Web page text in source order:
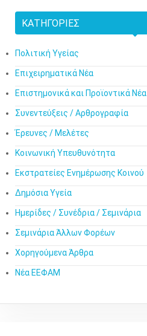
ΚΑΤΗΓΟΡΊΕΣ
Πολιτική Υγείας
Επιχειρηματικά Νέα
Επιστημονικά και Προϊοντικά Νέα
Συνεντεύξεις / Αρθρογραφία
Έρευνες / Μελέτες
Κοινωνική Υπευθυνότητα
Εκστρατείες Ενημέρωσης Κοινού
Δημόσια Υγεία
Ημερίδες / Συνέδρια / Σεμινάρια
Σεμινάρια Άλλων Φορέων
Χορηγούμενα Άρθρα
Νέα ΕΕΦΑΜ